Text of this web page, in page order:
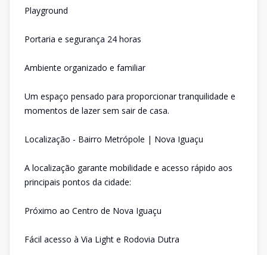
Playground
Portaria e segurança 24 horas
Ambiente organizado e familiar
Um espaço pensado para proporcionar tranquilidade e
momentos de lazer sem sair de casa.
Localização - Bairro Metrópole | Nova Iguaçu
A localização garante mobilidade e acesso rápido aos
principais pontos da cidade:
Próximo ao Centro de Nova Iguaçu
Fácil acesso à Via Light e Rodovia Dutra